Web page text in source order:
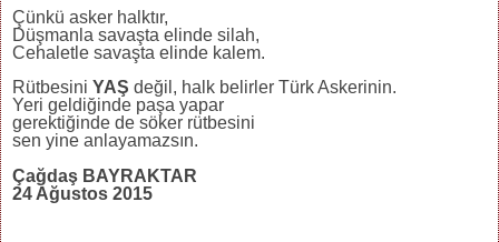
Çünkü asker halktır,
Düşmanla savaşta elinde silah,
Cehaletle savaşta elinde kalem.
Rütbesini YAŞ değil, halk belirler Türk Askerinin.
Yeri geldiğinde paşa yapar
gerektiğinde de söker rütbesini
sen yine anlayamazsın.
Çağdaş BAYRAKTAR
24 Ağustos 2015